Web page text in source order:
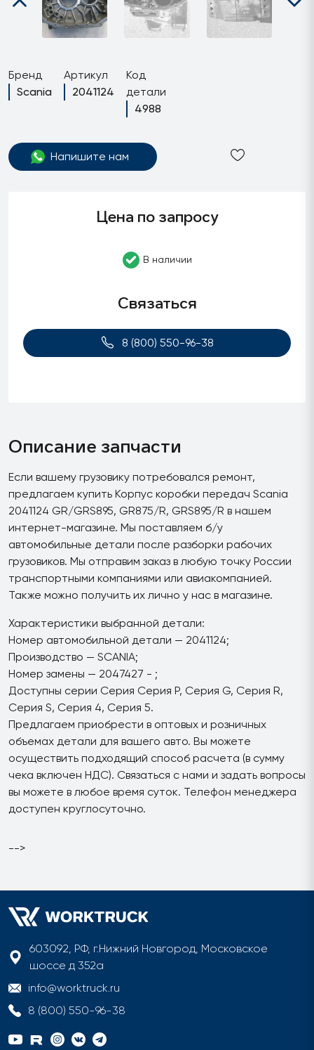
Бренд
Scania
Артикул
2041124
Код
детали
4988
Напишите нам
Цена по запросу
В наличии
Связаться
8 (800) 550-96-38
Описание запчасти
Если вашему грузовику потребовался ремонт,
предлагаем купить Корпус коробки передач Scania
2041124 GR/GRS895, GR875/R, GRS895/R в нашем
интернет-магазине. Мы поставляем б/у
автомобильные детали после разборки рабочих
грузовиков. Мы отправим заказ в любую точку России
транспортными компаниями или авиакомпанией.
Также можно получить их лично у нас в магазине.
Характеристики выбранной детали:
Номер автомобильной детали — 2041124;
Производство — SCANIA;
Номер замены — 2047427 - ;
Доступны серии Серия Серия P, Серия G, Серия R,
Серия S, Серия 4, Серия 5.
Предлагаем приобрести в оптовых и розничных
объемах детали для вашего авто. Вы можете
осуществить подходящий способ расчета (в сумму
чека включен НДС). Связаться с нами и задать вопросы
вы можете в любое время суток. Телефон менеджера
доступен круглосуточно.
-->
603092, РФ, г.Нижний Новгород, Московское
шоссе д 352а
info@worktruck.ru
8 (800) 550-96-38